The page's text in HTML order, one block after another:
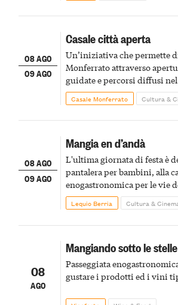
08 AGO
09 AGO
Casale città aperta
Un’iniziativa che permette
Monferrato attraverso
guidate e percorsi diffusi
Casale Monferrato Cultura &
08 AGO
09 AGO
Mangia en d’andà
L'ultima giornata di festa è
pantalera per bambini, alla
enogastronomica per le vie
pirotecnico
Lequio Berria Cultura &
08
AGO
Mangiando sotto le stelle
Passeggiata
gustare i prodotti ed i vini